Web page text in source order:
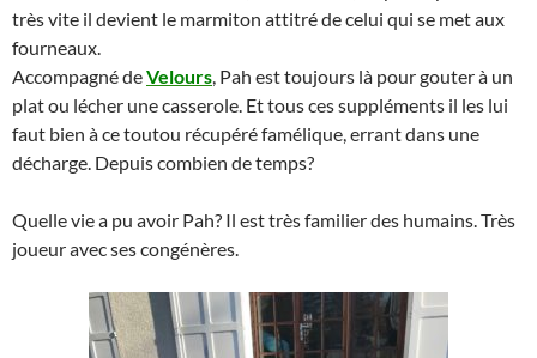
très vite il devient le marmiton attitré de celui qui se met aux
fourneaux.
Accompagné deVelours, Pah est toujours là pour gouter à un
plat ou lécher une casserole. Et tous ces suppléments il les lui
faut bien à ce toutou récupéré famélique, errant dans une
décharge. Depuis combien de temps?
Quelle vie a pu avoir Pah? Il est très familier des humains. Très
joueur avec ses congénères.